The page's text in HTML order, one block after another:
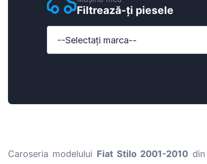
Hyundai
Mazda
Filtrează-ți piesele
--Selectați marca--
Caroseria modelului Fiat Stilo 2001-2010 din